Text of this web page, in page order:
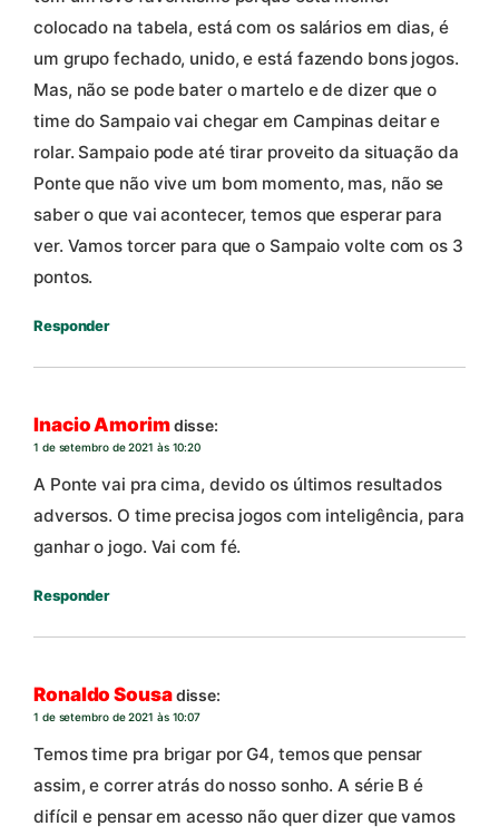
colocado na tabela, está com os salários em dias, é
um grupo fechado, unido, e está fazendo bons jogos.
Mas, não se pode bater o martelo e de dizer que o
time do Sampaio vai chegar em Campinas deitar e
rolar. Sampaio pode até tirar proveito da situação da
Ponte que não vive um bom momento, mas, não se
saber o que vai acontecer, temos que esperar para
ver. Vamos torcer para que o Sampaio volte com os 3
pontos.
Responder
Inacio Amorimdisse:
1 de setembro de 2021 às 10:20
A Ponte vai pra cima, devido os últimos resultados
adversos. O time precisa jogos com inteligência, para
ganhar o jogo. Vai com fé.
Responder
Ronaldo Sousadisse:
1 de setembro de 2021 às 10:07
Temos time pra brigar por G4, temos que pensar
assim, e correr atrás do nosso sonho. A série B é
difícil e pensar em acesso não quer dizer que vamos